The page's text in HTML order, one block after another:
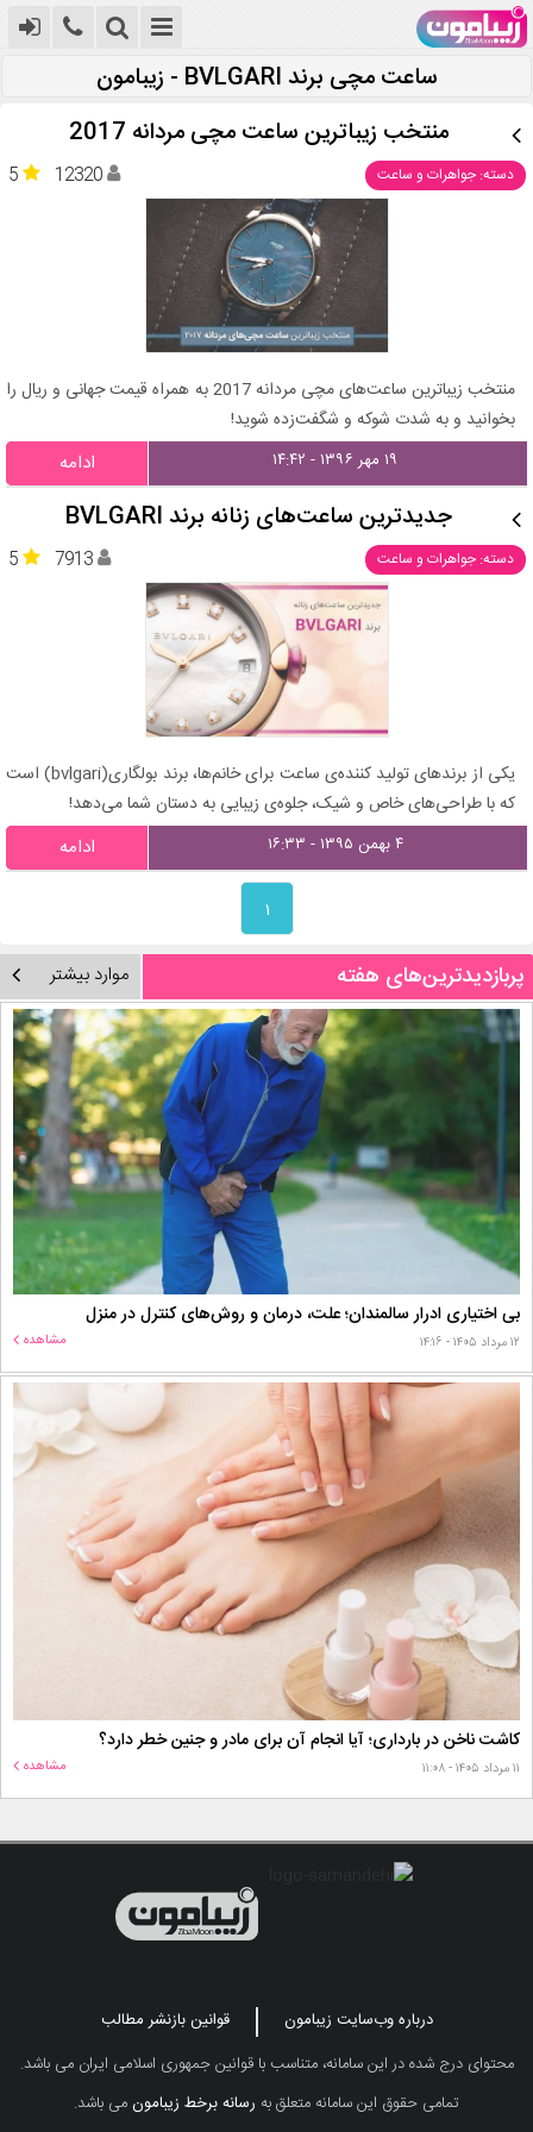
ساعت مچی برند BVLGARI - زیبامون
منتخب زیباترین ساعت مچی مردانه 2017
دسته: جواهرات و ساعت 5 12320
منتخب زیباترین ساعت‌های مچی مردانه 2017 به همراه قیمت جهانی و ریال را
بخوانید و به شدت شوکه و شگفت‌زده شوید!
۱۹ مهر ۱۳۹۶ - ۱۴:۴۲ ادامه
جدیدترین ساعت‌های زنانه برند BVLGARI
دسته: جواهرات و ساعت 5 7913
یکی از برندهای تولید کننده‌ی ساعت برای خانم‌ها، برند بولگاری(bvlgari) است
که با طراحی‌های خاص و شیک، جلوه‌ی زیبایی به دستان شما می‌دهد!
۴ بهمن ۱۳۹۵ - ۱۶:۳۳ ادامه
۱
پربازدیدترین‌های هفته موارد بیشتر
بی اختیاری ادرار سالمندان؛ علت، درمان و روش‌های کنترل در منزل
۱۲ مرداد ۱۴۰۵ - ۱۴:۱۶ مشاهده
کاشت ناخن در بارداری؛ آیا انجام آن برای مادر و جنین خطر دارد؟
۱۱ مرداد ۱۴۰۵ - ۱۱:۰۸ مشاهده
درباره وب‌سایت زیبامون
قوانین بازنشر مطالب
محتوای درج شده در این سامانه، متناسب با قوانین جمهوری اسلامی ایران می باشد.
تمامی حقوق این سامانه متعلق به رسانه برخط زیبامونمی باشد.